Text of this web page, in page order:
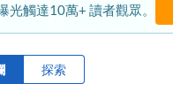
光觸達10萬+ 讀者觀眾。
探索